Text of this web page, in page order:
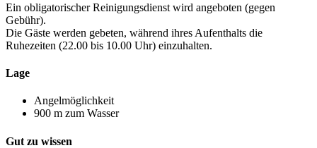
Ein obligatorischer Reinigungsdienst wird angeboten (gegen
Gebühr).
Die Gäste werden gebeten, während ihres Aufenthalts die
Ruhezeiten (22.00 bis 10.00 Uhr) einzuhalten.
Lage
Angelmöglichkeit
900 m zum Wasser
Gut zu wissen